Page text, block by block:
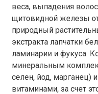
веса, выпадения
щитовидной железы
природный
экстракта лапчатки
ламинарии и фукуса.
минеральным
селен, йод,
витаминами, за счет